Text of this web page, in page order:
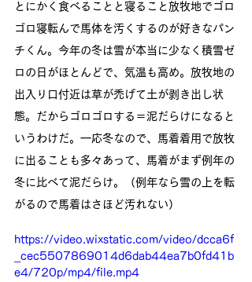
とにかく食べることと寝ること放牧地でゴロ
ゴロ寝転んで馬体を汚くするのが好きなパン
チくん。今年の冬は雪が本当に少なく積雪ゼ
ロの日がほとんどで、気温も高め。放牧地の
出入り口付近は草が禿げて土が剥き出し状
態。だからゴロゴロする＝泥だらけになると
いうわけだ。一応冬なので、馬着着用で放牧
に出ることも多々あって、馬着がまず例年の
冬に比べて泥だらけ。（例年なら雪の上を転
がるので馬着はさほど汚れない）
https://video.wixstatic.com/video/dcca6f
_cec5507869014d6dab44ea7b0fd41b
e4/720p/mp4/file.mp4